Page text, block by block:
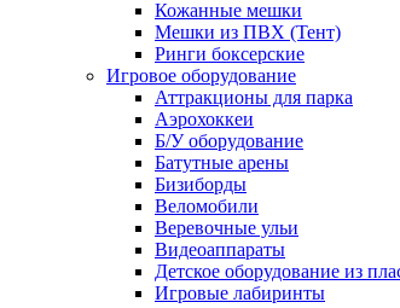
Кожанные мешки
Мешки из ПВХ (Тент)
Ринги боксерские
Игровое оборудование
Аттракционы для парка
Аэрохоккеи
Б/У оборудование
Батутные арены
Бизиборды
Веломобили
Веревочные ульи
Видеоаппараты
Детское оборудование из
Игровые лабиринты